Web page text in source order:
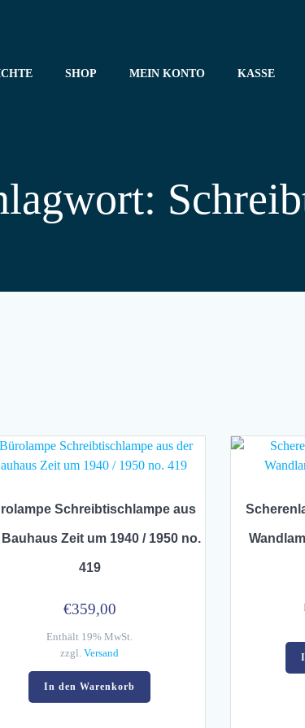
SHOP MEIN KONTO KASSE
Schreibtischlampe aus
Zeit um 1940 / 1950 no.
419
€359,00
Enthält 19% MwSt.
zzgl.Versand
In den Warenkorb